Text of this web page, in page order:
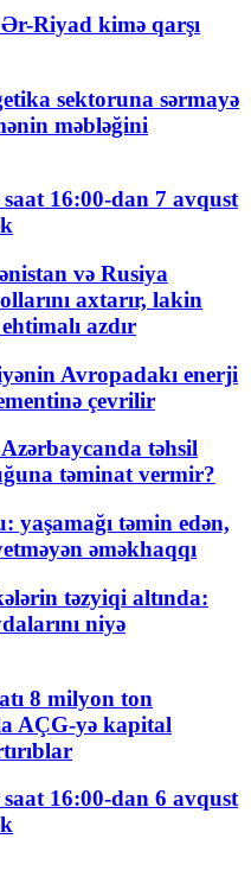
Riyad kimə qarşı
sektoruna sərmayə
məbləğini
16:00-dan 7 avqust
və Rusiya
axtarır, lakin
azdır
Avropadakı enerji
çevrilir
təhsil
təminat vermir?
yaşamağı təmin edən,
əməkhaqqı
təzyiqi altında:
niyə
8 milyon ton
AÇG-yə kapital
16:00-dan 6 avqust